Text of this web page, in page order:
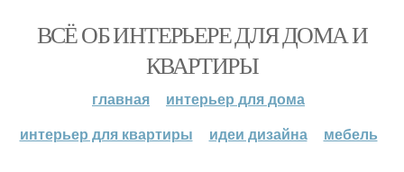
ВСЁ ОБ ИНТЕРЬЕРЕ ДЛЯ ДОМА И
КВАРТИРЫ
главная
интерьер для дома
интерьер для квартиры
идеи дизайна мебель